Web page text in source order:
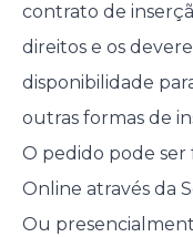
contrato de
direitos e os
disponibilidade
outras formas de
O pedido pode ser
Online através da
Ou